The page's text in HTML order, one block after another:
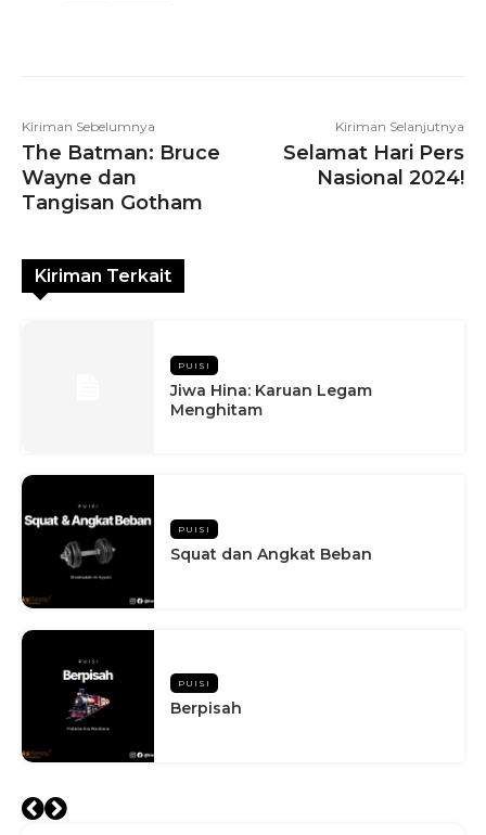
Kiriman Sebelumnya
The Batman: Bruce
Wayne dan
Tangisan Gotham
Kiriman Selanjutnya
Selamat Hari Pers
Nasional 2024!
Kiriman Terkait
PUISI
Jiwa Hina: Karuan Legam
Menghitam
PUISI
Squat dan Angkat Beban
PUISI
Berpisah